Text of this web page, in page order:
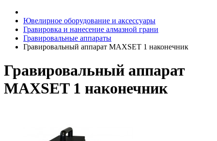
Ювелирное оборудование и аксессуары
Гравировка и нанесение алмазной грани
Гравировальные аппараты
Гравировальный аппарат MAXSET 1 наконечник
Гравировальный аппарат
MAXSET 1 наконечник